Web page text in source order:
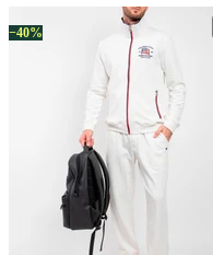
−40%